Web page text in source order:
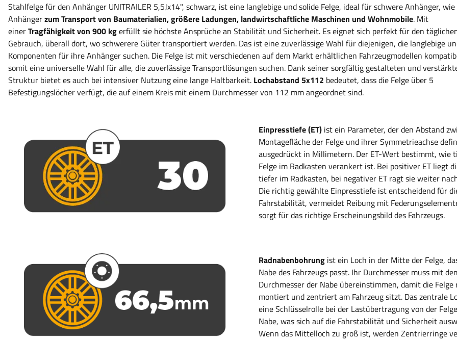
Stahlfelge für den Anhänger UNITRAILER 5,5Jx14", schwarz, ist eine langlebige und solide Felge, ideal für schwere Anhänger, wie
Anhängerzum Transport von Baumaterialien, größere Ladungen, landwirtschaftliche Maschinen und Wohnmobile. Mit
einerTragfähigkeit von 900 kgerfüllt sie höchste Ansprüche an Stabilität und Sicherheit. Eseignet sich perfekt für den
Gebrauch, überall dort, wo schwerere Güter transportiert werden. Das ist eine zuverlässige Wahl für diejenigen, die langlebige
Komponenten für ihre Anhänger suchen. Die Felge ist mit verschiedenen auf dem Markt erhältlichen Fahrzeugmodellen
somit eine universelle Wahl für alle, die zuverlässige Transportlösungen suchen. Dank seiner sorgfältig gestalteten und
Struktur bietet es auch bei intensiver Nutzung eine lange Haltbarkeit. Lochabstand 5x112 bedeutet, dass die Felge über 5
Befestigungslöcher verfügt, die auf einem Kreis mit einem Durchmesser von 112 mm angeordnet sind.
Einpresstiefe (ET) ist ein Parameter, der den Abstand
Montagefläche der Felge und ihrer Symmetrieachse
ausgedrückt in Millimetern. Der ET-Wert bestimmt, wie
Felge im Radkasten verankert ist. Bei positiver ET liegt
tiefer im Radkasten, bei negativer ET ragt sie weiter
Die richtig gewählte Einpresstiefe ist entscheidend für
Fahrstabilität, vermeidet Reibung mit
sorgt für das richtige Erscheinungsbild des Fahrzeugs.
Radnabenbohrung ist ein Loch in der Mitte der Felge,
Nabe des Fahrzeugs passt. Ihr Durchmesser muss mit
Durchmesser der Nabe übereinstimmen, damit die
montiert und zentriert am Fahrzeug sitzt. Das zentrale
eine Schlüsselrolle bei der Lastübertragung von der
Nabe, was sich auf die Fahrstabilität und Sicherheit
Wenn das Mittelloch zu groß ist, werden Zentrierringe